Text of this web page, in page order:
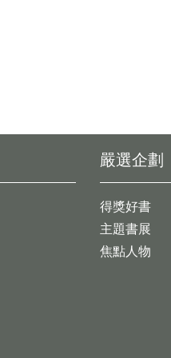
嚴選企劃
得獎好書
主題書展
焦點人物